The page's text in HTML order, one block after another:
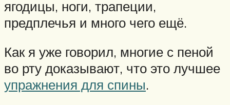
ягодицы, ноги, трапеции,
предплечья и много чего ещё.
Как я уже говорил, многие с пеной
во рту доказывают, что это лучшее
упражнения для спины.